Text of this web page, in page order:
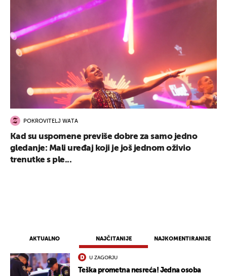
AKTUALNO NAJČITANIJE NAJKOMENTIRANIJE
U ZAGORJU
Teška prometna nesreća! Jedna osoba
POKROVITELJ WATA
Kad su uspomene previše dobre za samo jedno
gledanje: Mali uređaj koji je još jednom oživio
trenutke s ple...
UKLJUČITE NOTIFIKACIJE